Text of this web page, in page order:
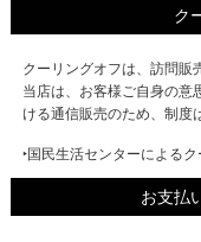
ク
クーリングオフは、訪問販
当店は、お客様ご自身の意
ける通信販売のため、制度
‣国民生活センターによる
お支払